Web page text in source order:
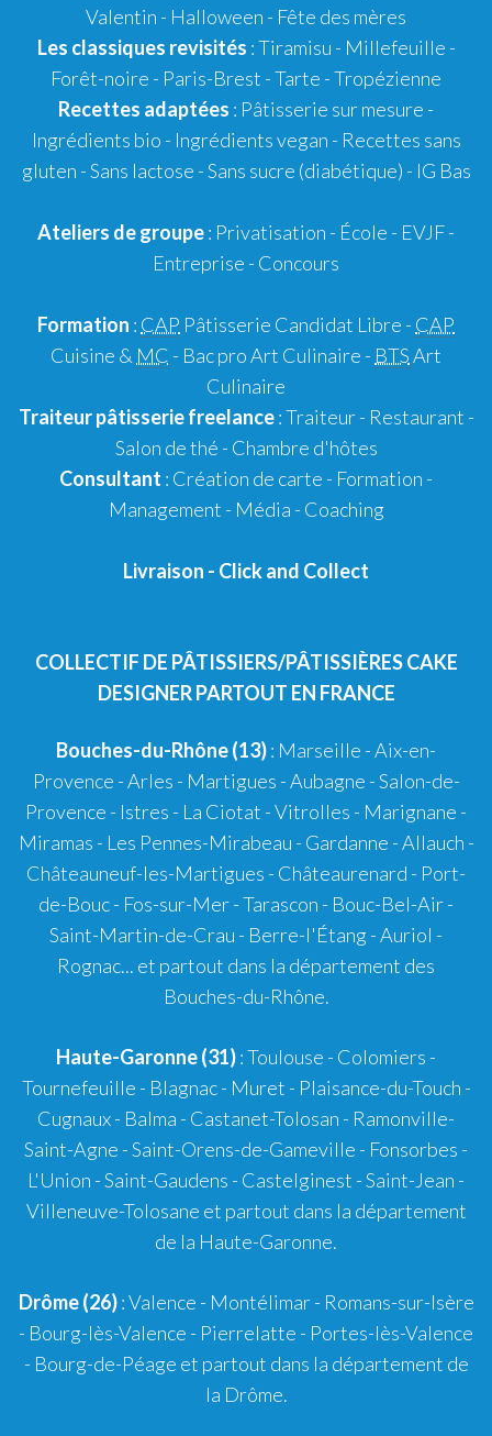
Valentin - Halloween - Fête des mères
Les classiques revisités :Tiramisu - Millefeuille -
Forêt-noire - Paris-Brest - Tarte -Tropézienne
Recettes adaptées : Pâtisserie sur mesure -
Ingrédients bio - Ingrédients vegan - Recettes sans
gluten - Sans lactose - Sans sucre (diabétique) - IG Bas
Ateliers de groupe: Privatisation - École - EVJF-
Entreprise - Concours
Formation : CAP Pâtisserie Candidat Libre - CAP
Cuisine & MC - Bac pro Art Culinaire - BTSArt
Culinaire
Traiteur pâtisseriefreelance:Traiteur- Restaurant -
Salon de thé - Chambre d'hôtes
Consultant : Création de carte - Formation -
Management - Média - Coaching
Livraison - Click and Collect
COLLECTIF DE PÂTISSIERS/PÂTISSIÈRES CAKE
DESIGNER PARTOUT EN FRANCE
Bouches-du-Rhône (13): Marseille -Aix-en-
Provence -Arles - Martigues -Aubagne -Salon-de-
Provence - Istres - La Ciotat -Vitrolles - Marignane -
Miramas - Les Pennes-Mirabeau - Gardanne -Allauch -
Châteauneuf-les-Martigues - Châteaurenard - Port-
de-Bouc- Fos-sur-Mer-Tarascon - Bouc-Bel-Air-
Saint-Martin-de-Crau - Berre-l'Étang -Auriol -
Rognac... et partout dans la département des
Bouches-du-Rhône.
Haute-Garonne (31):Toulouse - Colomiers -
Tournefeuille - Blagnac- Muret - Plaisance-du-Touch -
Cugnaux- Balma - Castanet-Tolosan - Ramonville-
Saint-Agne - Saint-Orens-de-Gameville - Fonsorbes -
L'Union - Saint-Gaudens - Castelginest - Saint-Jean -
Villeneuve-Tolosane et partout dans la département
de la Haute-Garonne.
Drôme (26):Valence - Montélimar- Romans-sur-Isère
- Bourg-lès-Valence - Pierrelatte - Portes-lès-Valence
- Bourg-de-Péage et partout dans la département de
la Drôme.